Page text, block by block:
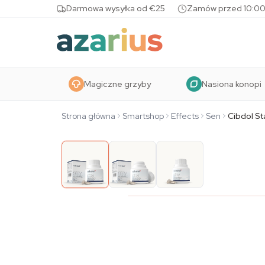
Skip to contentDarmowa wysyłka od €25 Zamów przed
Magiczne grzyby Nasiona konopi
Strona główna Smartshop Effects Sen Cibdol